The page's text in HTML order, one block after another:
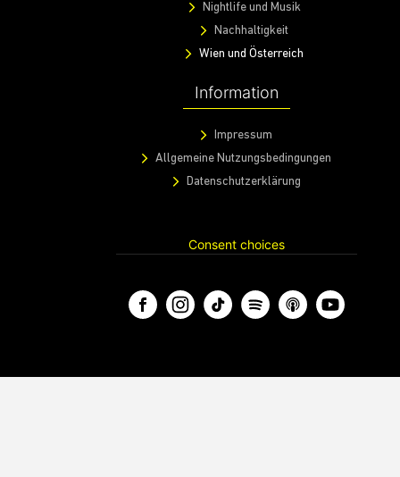
Nightlife und Musik
Nachhaltigkeit
Wien und Österreich
Information
Impressum
Allgemeine Nutzungsbedingungen
Datenschutzerklärung
Consent choices